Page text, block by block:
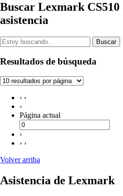
Buscar Lexmark
asistencia
Buscar
Resultados de búsqueda
‹ ‹
‹
Página actual
›
› ›
Volver arriba
Asistencia de Lexmark